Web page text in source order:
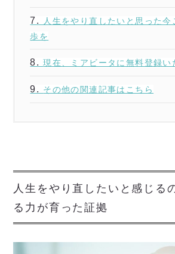
7.
人生をやり直したいと思った今
歩を
8.現在、ミアビータに無料登録い
9. その他の関連記事はこちら
人生をやり直したいと感じる
る力が育った証拠